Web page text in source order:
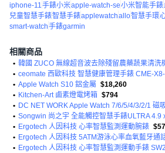
iphone-11手錶小米apple-watch-se小米智能手錶
兒童智慧手錶智慧手錶applewatchallo智慧手環
smart-watch手錶garmin
相關商品
• 韓國 ZUCO 無線超音波去除殘留農藥蔬果清洗
•
• Apple Watch S10 鋁金屬 $18,260
• Kitchen-Art 鹵素燈電烤箱 $794
• DC NET WORK Apple Watch 7/6/5/4/3/2/1 磁
• Songwin 尚之宇 全能觸控智慧手錶ULTRA 4.9
• Ergotech 人因科技 心率智慧監測運動腕錶
• Ergotech 人因科技 5ATM游泳心率血氧藍牙通
• Ergotech 人因科技 心率智慧監測運動手錶